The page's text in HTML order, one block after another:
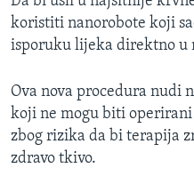
koristiti nanorobote koji
isporuku lijeka direktno u
Ova nova procedura nudi
koji ne mogu biti
zbog rizika da bi terapija
zdravo tkivo.